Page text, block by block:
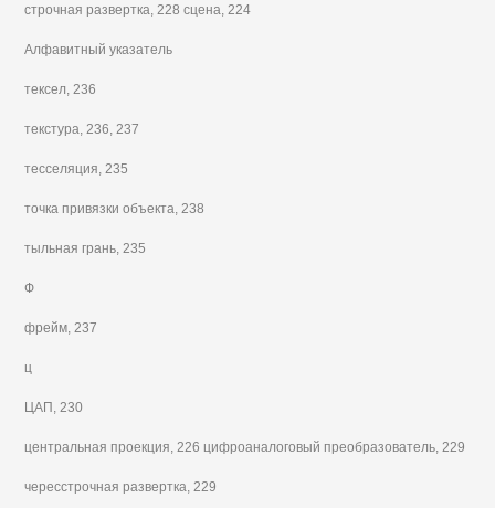
строчная развертка, 228 сцена, 224
Алфавитный указатель
тексел, 236
текстура, 236, 237
тесселяция, 235
точка привязки объекта, 238
тыльная грань, 235
Ф
фрейм, 237
ц
ЦАП, 230
центральная проекция, 226 цифроаналоговый преобразователь, 229
чересстрочная развертка, 229